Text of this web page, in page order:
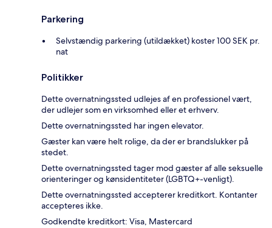
Parkering
Selvstændig parkering (utildækket) koster 100 SEK pr.
nat
Politikker
Dette overnatningssted udlejes af en professionel vært,
der udlejer som en virksomhed eller et erhverv.
Dette overnatningssted har ingen elevator.
Gæster kan være helt rolige, da der er brandslukker på
stedet.
Dette overnatningssted tager mod gæster af alle seksuelle
orienteringer og kønsidentiteter (LGBTQ+-venligt).
Dette overnatningssted accepterer kreditkort. Kontanter
accepteres ikke.
Godkendte kreditkort: Visa, Mastercard